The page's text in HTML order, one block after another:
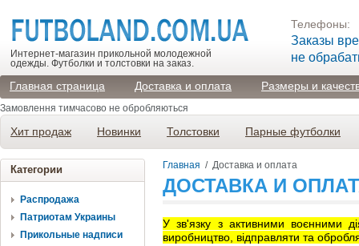
Интернет-магазин прикольной молодежной
одежды. Футболки и толстовки на заказ.
Телефоны:
Заказы
не
Главная страница Доставка и оплата Размеры и
Замовлення тимчасово не обробляються
Хит продаж Новинки Толстовки Парные футболки
Категории
Распродажа
Патриотам Украины
Прикольные надписи
Главная / Доставка и оплата
ДОСТАВКА И
У зв'язку з активними воєнними
виробництво, відправляти та